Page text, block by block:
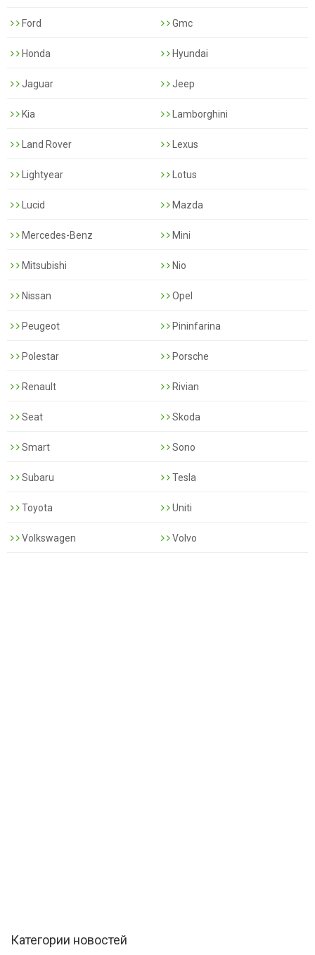
Ford Gmc
Honda Hyundai
Jaguar Jeep
Kia Lamborghini
Land Rover Lexus
Lightyear Lotus
Lucid Mazda
Mercedes-Benz Mini
Mitsubishi Nio
Nissan Opel
Peugeot Pininfarina
Polestar Porsche
Renault Rivian
Seat Skoda
Smart Sono
Subaru Tesla
Toyota Uniti
Volkswagen Volvo
Категории новостей